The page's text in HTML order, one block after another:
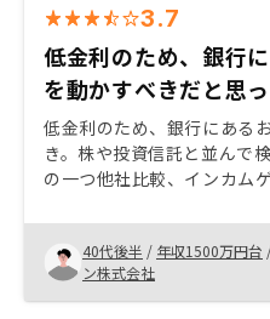
3.7
低金利のため、銀行
を動かすべきだと思
低金利のため、銀行にある
き。株や投資信託と並んで
の一つ他社比較、インカム
他の投資との比較、確定申
40代後半 / 年収1500万円台
ン株式会社